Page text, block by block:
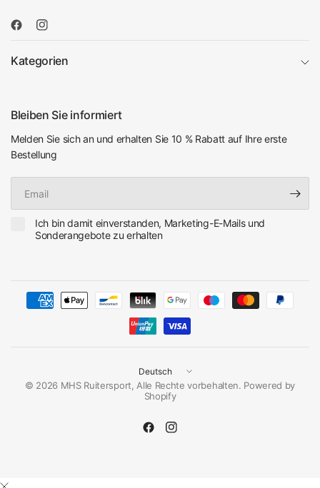
Kategorien
Bleiben Sie informiert
Melden Sie sich an und erhalten Sie 10 % Rabatt auf Ihre erste
Bestellung
Ich bin damit einverstanden, Marketing-E-Mails und
Sonderangebote zu erhalten
Land/Region
aktualisieren
© 2026 MHS Ruitersport, Alle Rechte vorbehalten. Powered by
Shopify